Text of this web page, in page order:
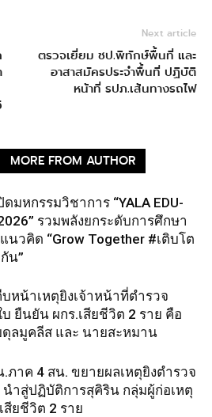
Next article
ตรวจเยี่ยม ชป.พิทักษ์พื้นที่ และ
อาสาสมัครประจำพื้นที่ ปฏิบัติ
หน้าที่ รปภ.เส้นทางรถไฟ
MORE FROM AUTHOR
ดมหกรรมวิชาการ “YALA EDU-
รวมพลังยกระดับการศึกษา
นวคิด “Grow Together #เติบโต
น”
หน้าเหตุยิงเจ้าหน้าที่ตำรวจ
บ ยืนยัน ผกร.เสียชีวิต 2 ราย คือ
ลมูคลีส และ นายสะหมาน
.ภาค 4 สน. ขยายผลเหตุยิงตำรวจ
นำสู่ปฏิบัติการสุคิริน กลุ่มผู้ก่อเหตุ
สียชีวิต 2 ราย